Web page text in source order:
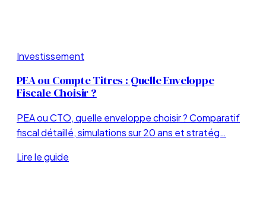
Investissement
PEA ou Compte Titres : Quelle Enveloppe
Fiscale Choisir ?
PEA ou CTO, quelle enveloppe choisir ? Comparatif
fiscal détaillé, simulations sur 20 ans et stratég…
Lire le guide